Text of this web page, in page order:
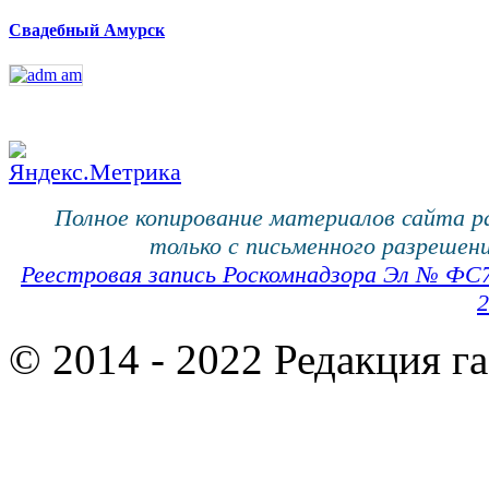
Свадебный Амурск
Полное копирование материалов сайта
только с письменного
Реестровая запись Роскомнадзора Эл №
© 2014 - 2022 Редакция